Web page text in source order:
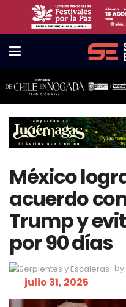
México
acuerdo
Trump y
por 90 días
by
julio 31, 2025